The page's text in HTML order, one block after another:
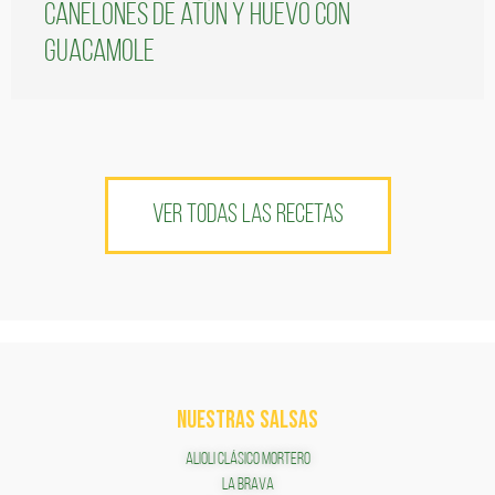
Canelones de atún y huevo con
guacamole
VER TODAS LAS RECETAS
NUESTRAS SALSAS
ALIOLI CLÁSICO MORTERO
LA BRAVA